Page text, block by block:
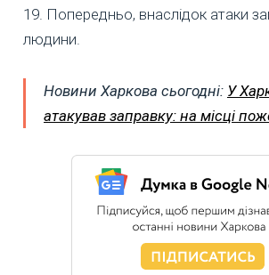
19. Попередньо, внаслідок атаки
людини.
Новини Харкова сьогодні: У
атакував заправку: на місці